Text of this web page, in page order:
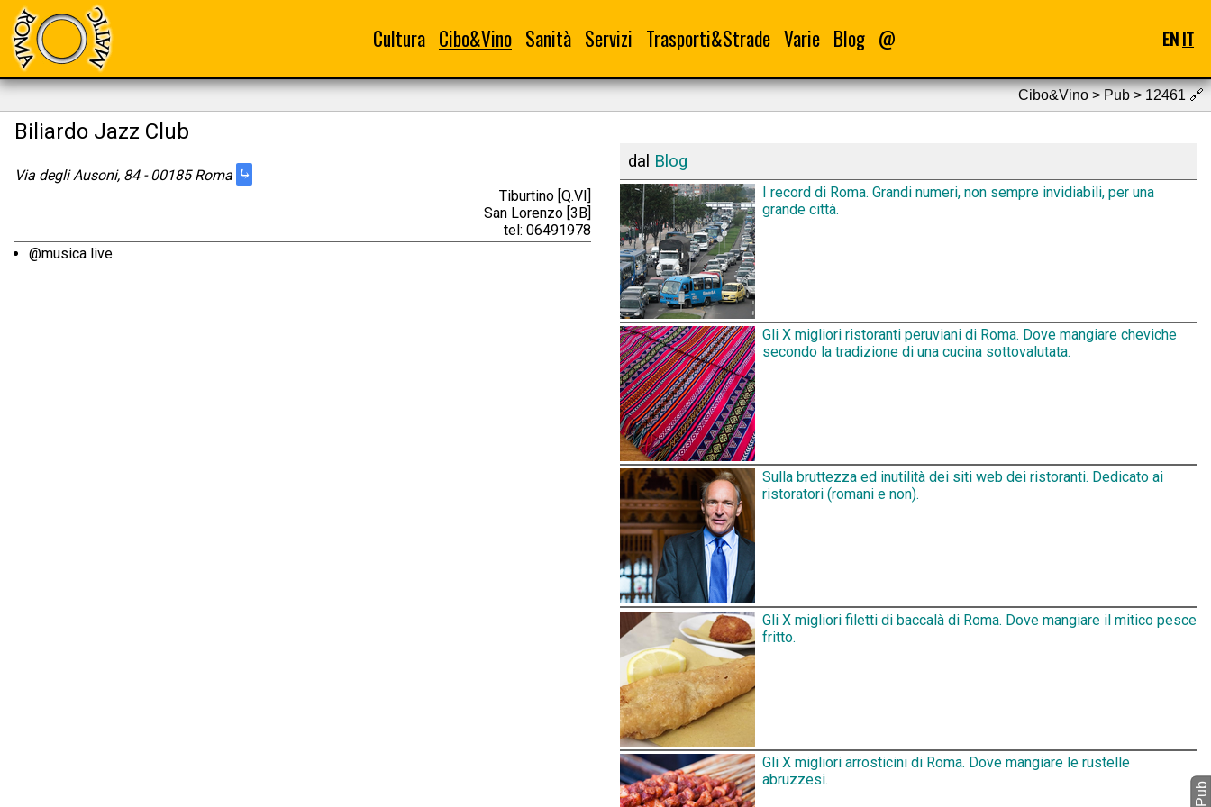
Cultura Cibo&Vino Sanità Servizi Trasporti&Strade Varie Blog @ ENIT
Cibo&Vino > Pub > 12461 🔗
Biliardo Jazz Club
Via degli Ausoni, 84 - 00185 Roma ⤷
Tiburtino [Q.VI]
San Lorenzo [3B]
tel: 06491978
@musica live
dal Blog
I record di Roma. Grandi numeri, non sempre invidiabili, per una
grande città.
Gli X migliori ristoranti peruviani di Roma. Dove mangiare cheviche
secondo la tradizione di una cucina sottovalutata.
Sulla bruttezza ed inutilità dei siti web dei ristoranti. Dedicato ai
ristoratori (romani e non).
Gli X migliori filetti di baccalà di Roma. Dove mangiare il mitico pesce
fritto.
Gli X migliori arrosticini di Roma. Dove mangiare le rustelle
abruzzesi.